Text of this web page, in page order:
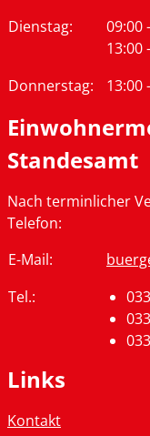
TagZeiten
Dienstag:
09:00
13:00
Donnerstag:
13:00
Standesamt
Nach terminlicher
Telefon:
TagZeiten
E-Mail:
Tel.:
Links
Kontakt